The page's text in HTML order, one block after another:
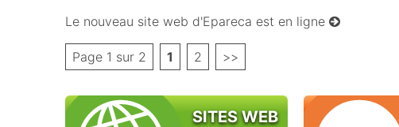
Le nouveau site web d'Epareca est en ligne
Page 1 sur 2 1 2 >>
SITES WEB